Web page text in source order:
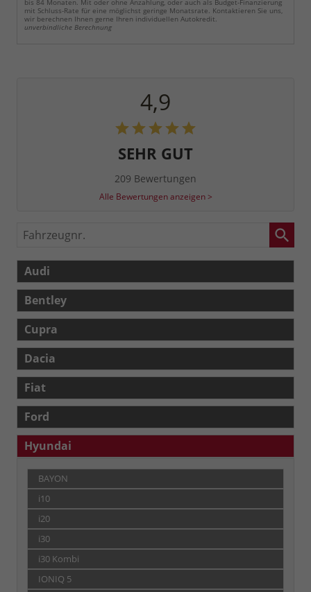
mit Schluss-Rate für eine möglichst geringe Monatsrate. Kontaktieren Sie uns,
wir berechnen Ihnen gerne Ihren individuellen Autokredit.
unverbindliche Berechnung
4,9
SEHR GUT
209 Bewertungen
Alle Bewertungen anzeigen >
Fahrzeugnr.
Audi
Bentley
Cupra
Dacia
Fiat
Ford
Hyundai
BAYON
i10
i20
i30
i30 Kombi
IONIQ 5